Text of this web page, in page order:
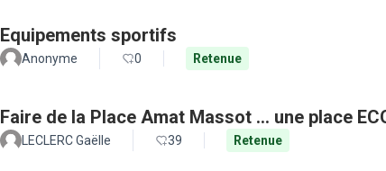
Equipements sportifs
Anonyme 0 Retenue
Faire de la Place Amat Massot ... une place
LECLERC Gaëlle 39 Retenue